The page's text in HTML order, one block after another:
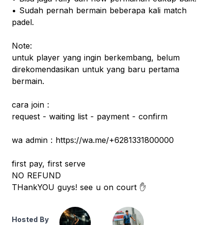
• Sudah pernah bermain beberapa kali match
padel.
Note:
untuk player yang ingin berkembang, belum
direkomendasikan untuk yang baru pertama
bermain.
cara join :
request - waiting list - payment - confirm
wa admin : https://wa.me/+6281331800000
first pay, first serve
NO REFUND
THankYOU guys! see u on court ✋
Hosted By